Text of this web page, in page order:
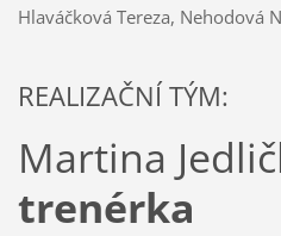
Hlaváčková Tereza, Nehodová
REALIZAČNÍ TÝM:
Martina
trenérka